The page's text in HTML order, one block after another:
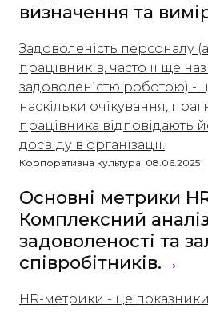
визначення та
Задоволеність персоналу
працівників, часто її ще
задоволеністю роботою) -
наскільки очікування,
працівника відповідають
досвіду в організації.
Корпоративна культура| 08.06.2025
Основні метрики
Комплексний аналіз
задоволеності та
співробітників.→
HR-метрики - це